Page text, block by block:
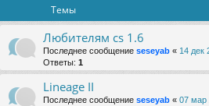
Темы
Любителям cs 1.6
Последнее сообщение seseyab « 14 дек
Ответы: 1
Lineage II
Последнее сообщение seseyab « 07 мар